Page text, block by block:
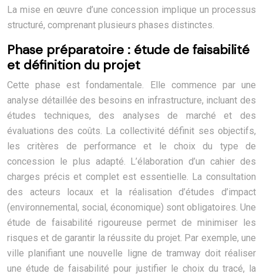
La mise en œuvre d’une concession implique un processus
structuré, comprenant plusieurs phases distinctes.
Phase préparatoire : étude de faisabilité
et définition du projet
Cette phase est fondamentale. Elle commence par une
analyse détaillée des besoins en infrastructure, incluant des
études techniques, des analyses de marché et des
évaluations des coûts. La collectivité définit ses objectifs,
les critères de performance et le choix du type de
concession le plus adapté. L’élaboration d’un cahier des
charges précis et complet est essentielle. La consultation
des acteurs locaux et la réalisation d’études d’impact
(environnemental, social, économique) sont obligatoires. Une
étude de faisabilité rigoureuse permet de minimiser les
risques et de garantir la réussite du projet. Par exemple, une
ville planifiant une nouvelle ligne de tramway doit réaliser
une étude de faisabilité pour justifier le choix du tracé, la